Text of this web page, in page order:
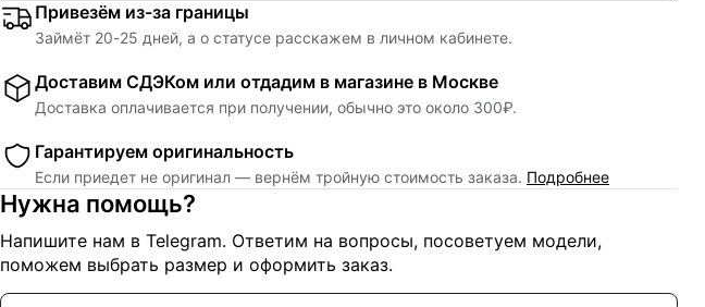
Привезём из-за границы
Займёт 20-25 дней, а о статусе расскажем в личном кабинете.
Доставим СДЭКом или отдадим в магазине в Москве
Доставка оплачивается при получении, обычно это около 300₽.
Гарантируем оригинальность
Если приедет не оригинал — вернём тройную стоимость заказа. Подробнее
Нужна помощь?
Напишите нам в Telegram. Ответим на вопросы, посоветуем модели,
поможем выбрать размер и оформить заказ.